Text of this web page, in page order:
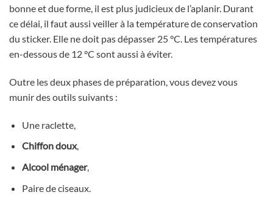
bonne et due forme, il est plus judicieux de l’aplanir. Durant
ce délai, il faut aussi veiller à la température de conservation
du sticker. Elle ne doit pas dépasser 25 °C. Les températures
en-dessous de 12 °C sont aussi à éviter.
Outre les deux phases de préparation, vous devez vous
munir des outils suivants :
Une raclette,
Chiffon doux,
Alcool ménager,
Paire de ciseaux.